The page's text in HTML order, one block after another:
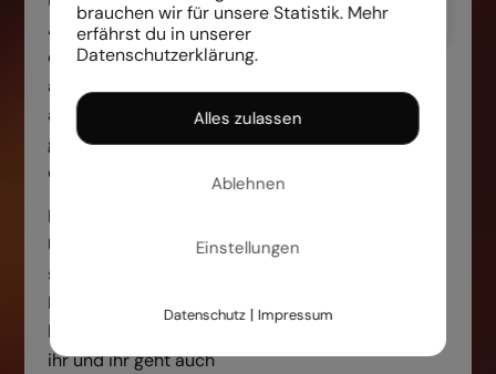
Antwort: „Wenn ich liege,
dann liege ich. Wenn ich
aufstehe, dann stehe ich
auf. Wenn ich gehe, dann
gehe ich und wenn ich
esse, dann esse ich.“
Die Unruhe und den
Unmut der Suchenden
spürend fügte der
Meister nach einer Weile
hinzu: „Sicher liegt auch
ihr und ihr geht auch
Weiterlesen
brauchen wir für unsere Statistik. Mehr
erfährst du in unserer
Datenschutzerklärung.
Alles zulassen
Ablehnen
Einstellungen
Datenschutz| Impressum